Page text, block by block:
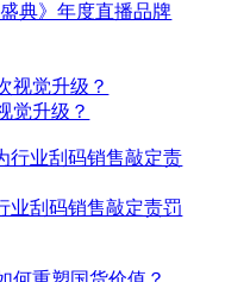
典》年度直播品牌
觉升级？
业刮码销售敲定责罚